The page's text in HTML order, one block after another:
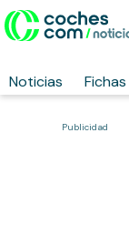
Noticias Fichas
Publicidad